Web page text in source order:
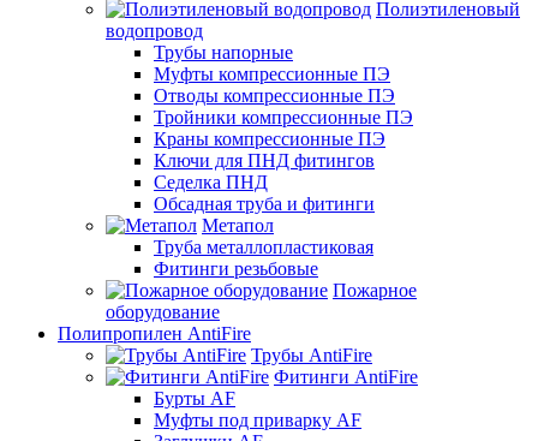
Полиэтиленовый
водопровод
Трубы напорные
Муфты компрессионные ПЭ
Отводы компрессионные ПЭ
Тройники компрессионные ПЭ
Краны компрессионные ПЭ
Ключи для ПНД фитингов
Седелка ПНД
Обсадная труба и фитинги
Метапол
Труба металлопластиковая
Фитинги резьбовые
Пожарное
оборудование
Полипропилен AntiFire
Трубы AntiFire
Фитинги AntiFire
Бурты AF
Муфты под приварку AF